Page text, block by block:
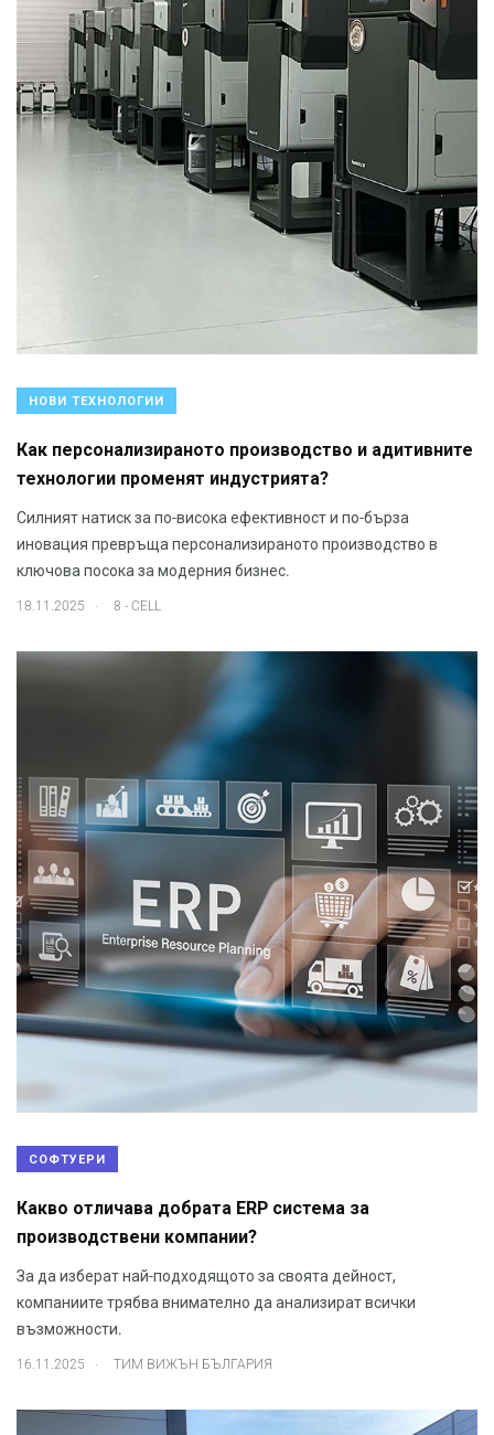
НОВИ ТЕХНОЛОГИИ
Как персонализираното производство и адитивните
технологии променят индустрията?
Силният натиск за по-висока ефективност и по-бърза
иновация превръща персонализираното производство в
ключова посока за модерния бизнес.
18.11.2025 . 8 - CELL
СОФТУЕРИ
Какво отличава добрата ERP система за
производствени компании?
За да изберат най-подходящото за своята дейност,
компаниите трябва внимателно да анализират всички
възможности.
16.11.2025 . ТИМ ВИЖЪН БЪЛГАРИЯ